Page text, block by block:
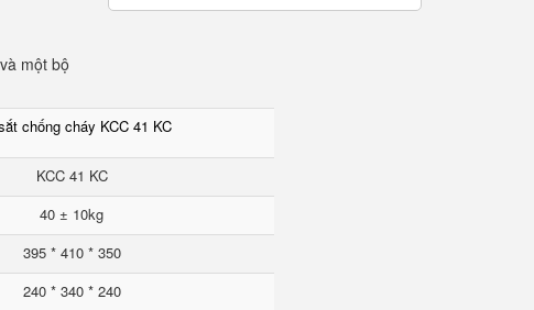
một bộ
chống cháy KCC 41 KC
KCC 41 KC
40 ± 10kg
395 * 410 * 350
240 * 340 * 240